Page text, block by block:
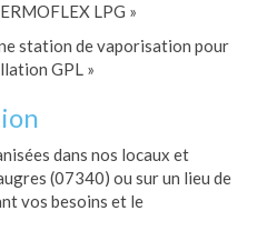
LPG »
station de vaporisation pour
GPL »
dans nos locaux et
(07340) ou sur un lieu de
vos besoins et le